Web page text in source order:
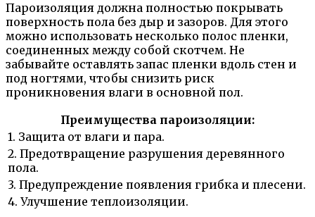
Пароизоляция должна полностью покрывать
поверхность пола без дыр и зазоров. Для этого
можно использовать несколько полос пленки,
соединенных между собой скотчем. Не
забывайте оставлять запас пленки вдоль стен и
под ногтями, чтобы снизить риск
проникновения влаги в основной пол.
Преимущества пароизоляции:
1. Защита от влаги и пара.
2. Предотвращение разрушения деревянного
пола.
3. Предупреждение появления грибка и плесени.
4. Улучшение теплоизоляции.